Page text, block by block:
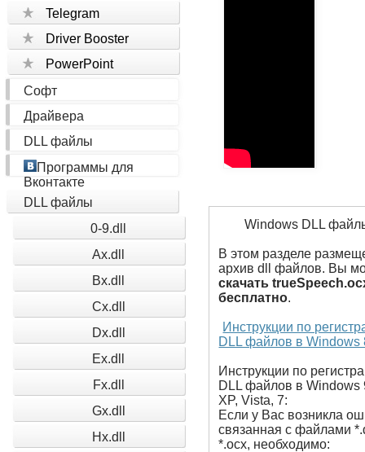
Telegram
Driver Booster
PowerPoint
Софт
Драйвера
DLL файлы
Программы для
Вконтакте
DLL файлы
0-9.dll
Ax.dll
Bx.dll
Cx.dll
Dx.dll
Ex.dll
Fx.dll
Gx.dll
Hx.dll
Windows DLL
В этом разделе
архив dll файлов. Вы
скачать
бесплатно.
Инструкции по
DLL файлов в Windows
Инструкции по
DLL файлов в Windows
XP, Vista, 7:
Если у Вас возникла
связанная с файлами
*.ocx, необходимо: